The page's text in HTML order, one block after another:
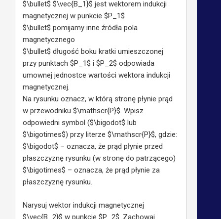
$\bullet$ $\vec{B_1}$ jest wektorem indukcji
magnetycznej w punkcie $P_1$
$\bullet$ pomijamy inne źródła pola
magnetycznego
$\bullet$ długość boku kratki umieszczonej
przy punktach $P_1$ i $P_2$ odpowiada
umownej jednostce wartości wektora indukcji
magnetycznej.
Na rysunku oznacz, w którą stronę płynie prąd
w przewodniku $\mathscr{P}$. Wpisz
odpowiedni symbol ($\bigodot$ lub
$\bigotimes$) przy literze $\mathscr{P}$, gdzie:
$\bigodot$ – oznacza, że prąd płynie przed
płaszczyznę rysunku (w stronę do patrzącego)
$\bigotimes$ – oznacza, że prąd płynie za
płaszczyznę rysunku.
Narysuj wektor indukcji magnetycznej
$\vec{B_2}$ w punkcie $P_2$. Zachowaj